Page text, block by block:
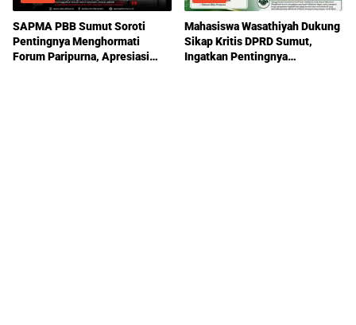
SAPMA PBB Sumut Soroti
Pentingnya Menghormati
Forum Paripurna, Apresiasi
Mahasiswa Wasathiyah Dukung
Sikap Kritis DPRD Sumut,
Ingatkan Pentingnya